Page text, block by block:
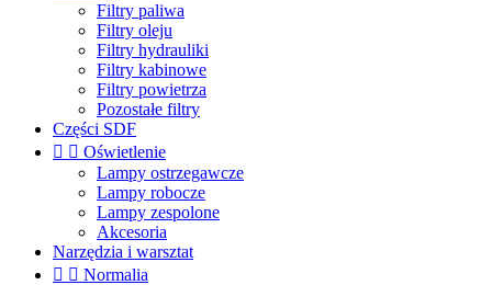
Filtry paliwa
Filtry oleju
Filtry hydrauliki
Filtry kabinowe
Filtry powietrza
Pozostałe filtry
Części SDF
  Oświetlenie
Lampy ostrzegawcze
Lampy robocze
Lampy zespolone
Akcesoria
Narzędzia i warsztat
  Normalia